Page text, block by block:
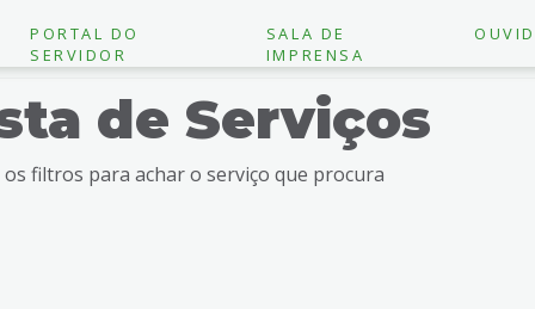
PORTAL DO
SERVIDOR
SALA DE
IMPRENSA
de Serviços
os filtros para achar o serviço que procura